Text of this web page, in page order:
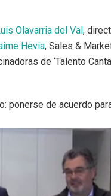
Olavarria del Val ,
Hevia, Sales &
de ‘Talento
ponerse de acuerdo